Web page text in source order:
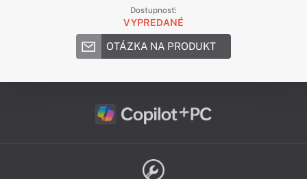
Dostupnosť:
VYPREDANÉ
OTÁZKA NA PRODUKT